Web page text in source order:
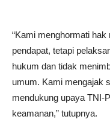
“Kami menghormati
pendapat, tetapi
hukum dan tidak
umum. Kami mengajak
mendukung upaya TNI-
keamanan,” tutupnya.